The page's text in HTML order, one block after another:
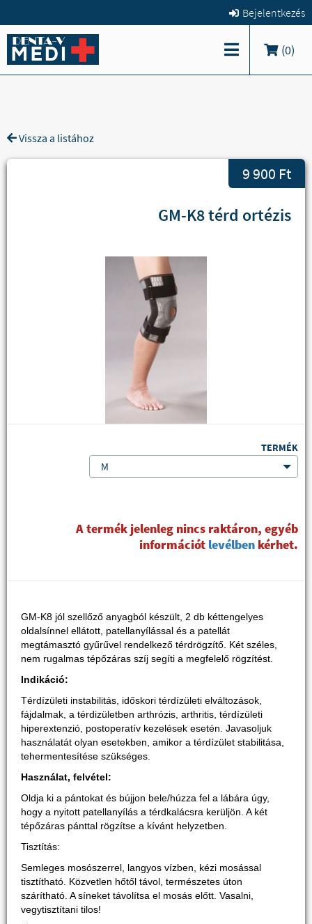
Bejelentkezés
(0)
Vissza a listához
9 900 Ft
GM-K8 térd ortézis
TERMÉK
M
A termék jelenleg nincs raktáron, egyéb
információt levélben kérhet.
GM-K8 jól szellőző anyagból készült, 2 db kéttengelyes
oldalsínnel ellátott, patellanyílással és a patellát
megtámasztó gyűrűvel rendelkező térdrögzítő. Két széles,
nem rugalmas tépőzáras szíj segíti a megfelelő rögzítést.
Indikáció:
Térdízületi instabilitás, időskori térdízületi elváltozások,
fájdalmak, a térdizületben arthrózis, arthritis, térdízületi
hiperextenzió, postoperatív kezelések esetén. Javasoljuk
használatát olyan esetekben, amikor a térdízület stabilitása,
tehermentesítése szükséges.
Használat, felvétel:
Oldja ki a pántokat és bújjon bele/húzza fel a lábára úgy,
hogy a nyitott patellanyílás a térdkalácsra kerüljön. A két
tépőzáras pánttal rögzítse a kívánt helyzetben.
Tisztítás:
Semleges mosószerrel, langyos vízben, kézi mosással
tisztítható. Közvetlen hőtől távol, természetes úton
szárítható. A síneket távolítsa el mosás előtt. Vasalni,
vegytisztítani tilos!